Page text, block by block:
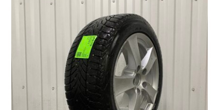
Integritetspolicy
Köpvillkor & retur